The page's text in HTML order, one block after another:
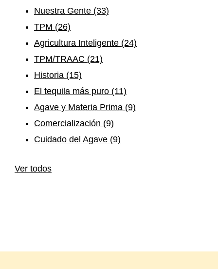
Nuestra Gente (33)
TPM (26)
Agricultura Inteligente (24)
TPM/TRAAC (21)
Historia (15)
El tequila más puro (11)
Agave y Materia Prima (9)
Comercialización (9)
Cuidado del Agave (9)
Ver todos